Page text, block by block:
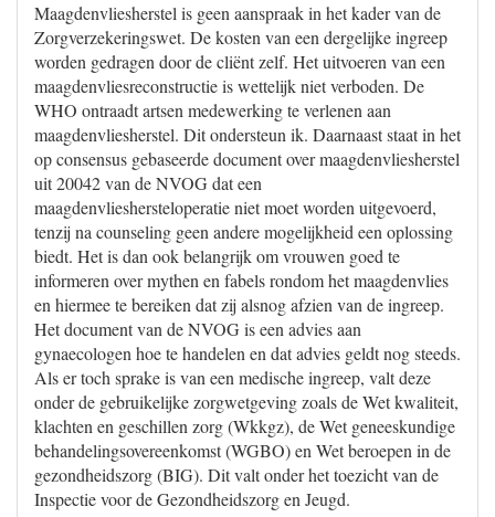
Maagdenvliesherstel is geen aanspraak in het kader van de
Zorgverzekeringswet. De kosten van een dergelijke ingreep
worden gedragen door de cliënt zelf. Het uitvoeren van een
maagdenvliesreconstructie is wettelijk niet verboden. De
WHO ontraadt artsen medewerking te verlenen aan
maagdenvliesherstel. Dit ondersteun ik. Daarnaast staat in het
op consensus gebaseerde document over maagdenvliesherstel
uit 20042 van de NVOG dat een
maagdenvlieshersteloperatie niet moet worden uitgevoerd,
tenzij na counseling geen andere mogelijkheid een oplossing
biedt. Het is dan ook belangrijk om vrouwen goed te
informeren over mythen en fabels rondom het maagdenvlies
en hiermee te bereiken dat zij alsnog afzien van de ingreep.
Het document van de NVOG is een advies aan
gynaecologen hoe te handelen en dat advies geldt nog steeds.
Als er toch sprake is van een medische ingreep, valt deze
onder de gebruikelijke zorgwetgeving zoals de Wet kwaliteit,
klachten en geschillen zorg (Wkkgz), de Wet geneeskundige
behandelingsovereenkomst (WGBO) en Wet beroepen in de
gezondheidszorg (BIG). Dit valt onder het toezicht van de
Inspectie voor de Gezondheidszorg en Jeugd.